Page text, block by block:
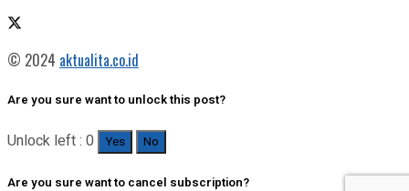
© 2024 aktualita.co.id
Are you sure want to unlock this post?
Unlock left : 0 Yes No
Are you sure want to cancel subscription?